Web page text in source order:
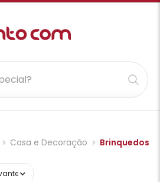
Casa e Decoração Brinquedos